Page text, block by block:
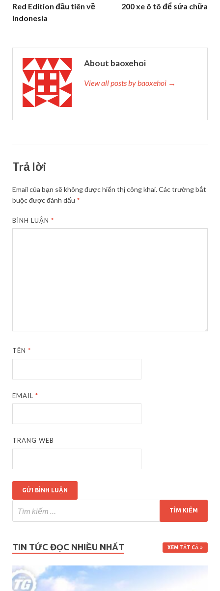
Red Edition đầu tiên về
Indonesia
200 xe ô tô để sửa chữa
About baoxehoi
View all posts by baoxehoi →
Trả lời
Email của bạn sẽ không được hiển thị công khai.Các trường bắt
buộc được đánh dấu *
BÌNH LUẬN*
TÊN*
EMAIL*
TRANG WEB
TIN TỨC ĐỌC NHIỀU NHẤT XEM TẤT CẢ